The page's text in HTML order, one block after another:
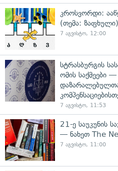
კროსვორდი:
(თემა: ზაფხული)
7 აგვისტო, 12:00
სტრასბურგის
ომის საქმეები
7 აგვისტო, 11:53
21-ე საუკუნის
— ნახეთ The
7 აგვისტო, 11:00